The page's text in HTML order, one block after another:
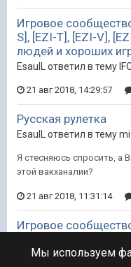
Игровое
S], [EZI-T], [EZI-V],
людей и хороших
EsaulL ответил в тему
21 авг 2018, 14:29:57
Русская рулетка
EsaulL ответил в тему
Я стесняюсь спросить, а
этой вакханалии?
21 авг 2018, 11:31:14
Игровое
людей и хороших
Мы используем